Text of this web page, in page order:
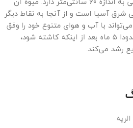
آن نسبتا پهن است و ارتفاعی به اندازه ۶۰ سانتی‌متر دارد. میوه آن
شرق آسیا است و از آنجا به نقاط دیگر
با آب و هوای متنوع خود را وفق
بدهد و رشد کند. این گیاه حدودا ۵ ماه بعد از اینکه کاشته شود،
رشد می‌کند.